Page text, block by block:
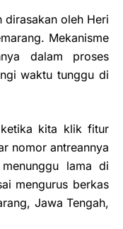
dirasakan oleh Heri
Mekanisme
dalam proses
waktu tunggu di
kita klik fitur
nomor antreannya
lama di
mengurus berkas
Jawa Tengah,